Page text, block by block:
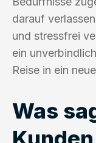
darauf
und stressfrei
ein
Reise in ein
Was